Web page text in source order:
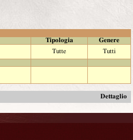
Tipologia
Genere
Tutte
Tutti
Dettaglio